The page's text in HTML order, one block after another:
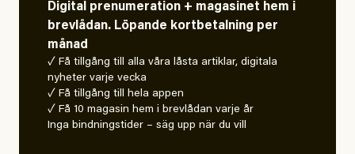
Digital prenumeration + magasinet hem i
brevlådan. Löpande kortbetalning per
månad
✓ Få tillgång till alla våra låsta artiklar, digitala
nyheter varje vecka
✓ Få tillgång till hela appen
✓ Få 10 magasin hem i brevlådan varje år
Inga bindningstider – säg upp när du vill